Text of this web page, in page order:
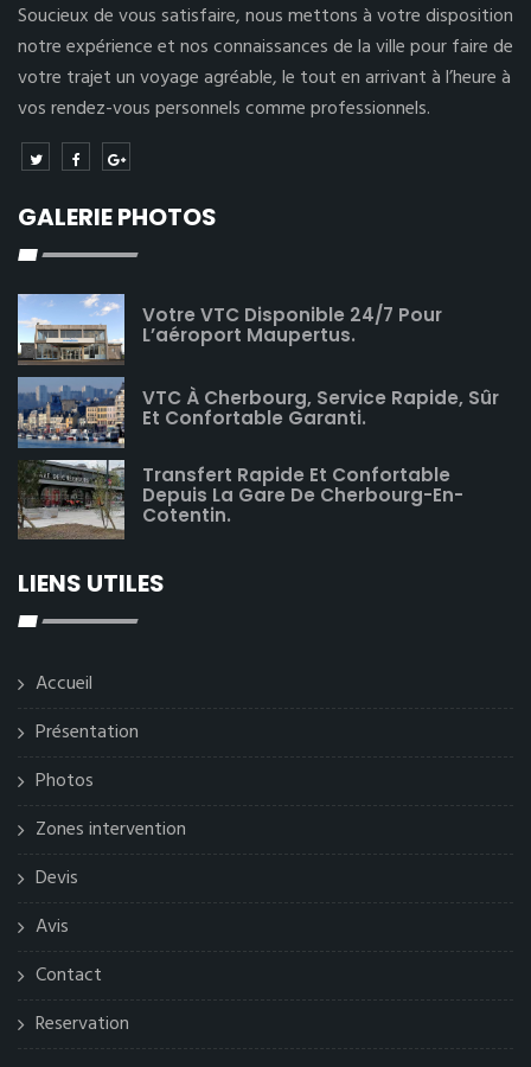
Soucieux de vous satisfaire, nous mettons à votre disposition
notre expérience et nos connaissances de la ville pour faire de
votre trajet un voyage agréable, le tout en arrivant à l’heure à
vos rendez-vous personnels comme professionnels.
GALERIE PHOTOS
Votre VTC Disponible 24/7 Pour
L’aéroport Maupertus.
VTC À Cherbourg, Service Rapide, Sûr
Et Confortable Garanti.
Transfert Rapide Et Confortable
Depuis La Gare De Cherbourg-En-
Cotentin.
LIENS UTILES
Accueil
Présentation
Photos
Zones intervention
Devis
Avis
Contact
Reservation